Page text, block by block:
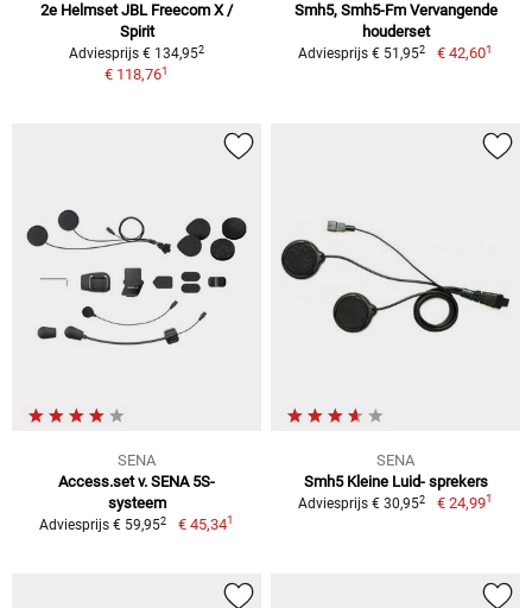
2e Helmset JBL Freecom X /
Spirit
Adviesprijs € 134,952
€ 118,761
Smh5, Smh5-Fm Vervangende
houderset
Adviesprijs € 51,952 € 42,601
SENA
Access.set v. SENA 5S-
systeem
Adviesprijs € 59,952 € 45,341
SENA
Smh5 Kleine Luid- sprekers
Adviesprijs € 30,952 € 24,991